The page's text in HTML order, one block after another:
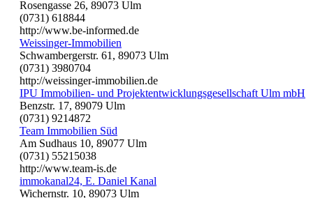
Rosengasse 26, 89073 Ulm
(0731) 618844
http://www.be-informed.de
Weissinger-Immobilien
Schwambergerstr. 61, 89073 Ulm
(0731) 3980704
http://weissinger-immobilien.de
IPU Immobilien- und Projektentwicklungsgesellschaft Ulm mbH
Benzstr. 17, 89079 Ulm
(0731) 9214872
Team Immobilien Süd
Am Sudhaus 10, 89077 Ulm
(0731) 55215038
http://www.team-is.de
immokanal24, E. Daniel Kanal
Wichernstr. 10, 89073 Ulm